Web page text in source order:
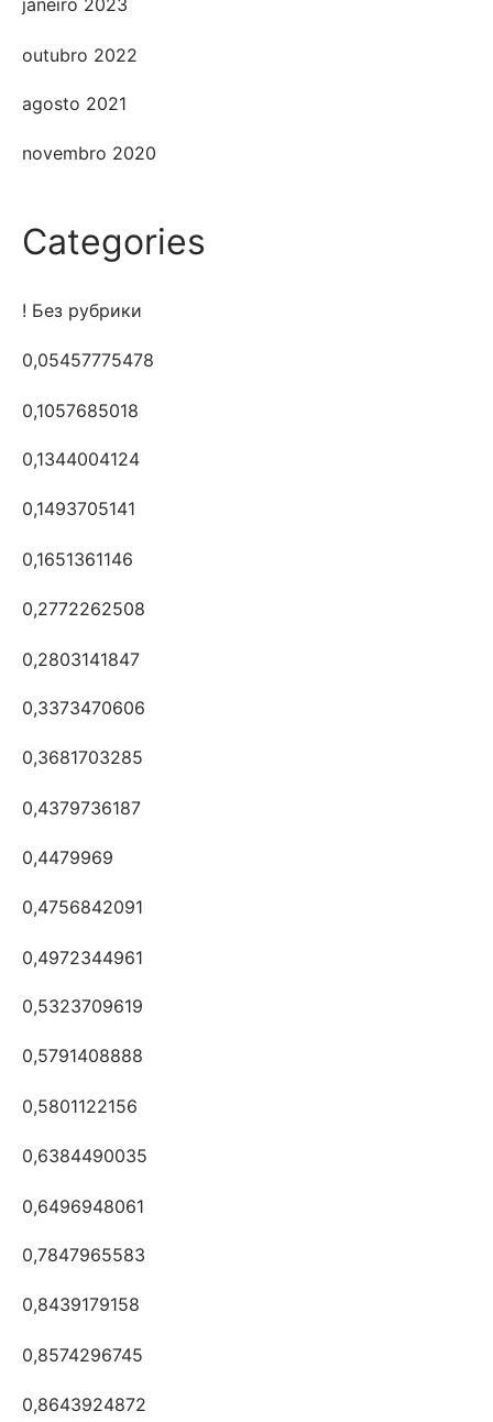
janeiro 2023
outubro 2022
agosto 2021
novembro 2020
Categories
! Без рубрики
0,05457775478
0,1057685018
0,1344004124
0,1493705141
0,1651361146
0,2772262508
0,2803141847
0,3373470606
0,3681703285
0,4379736187
0,4479969
0,4756842091
0,4972344961
0,5323709619
0,5791408888
0,5801122156
0,6384490035
0,6496948061
0,7847965583
0,8439179158
0,8574296745
0,8643924872